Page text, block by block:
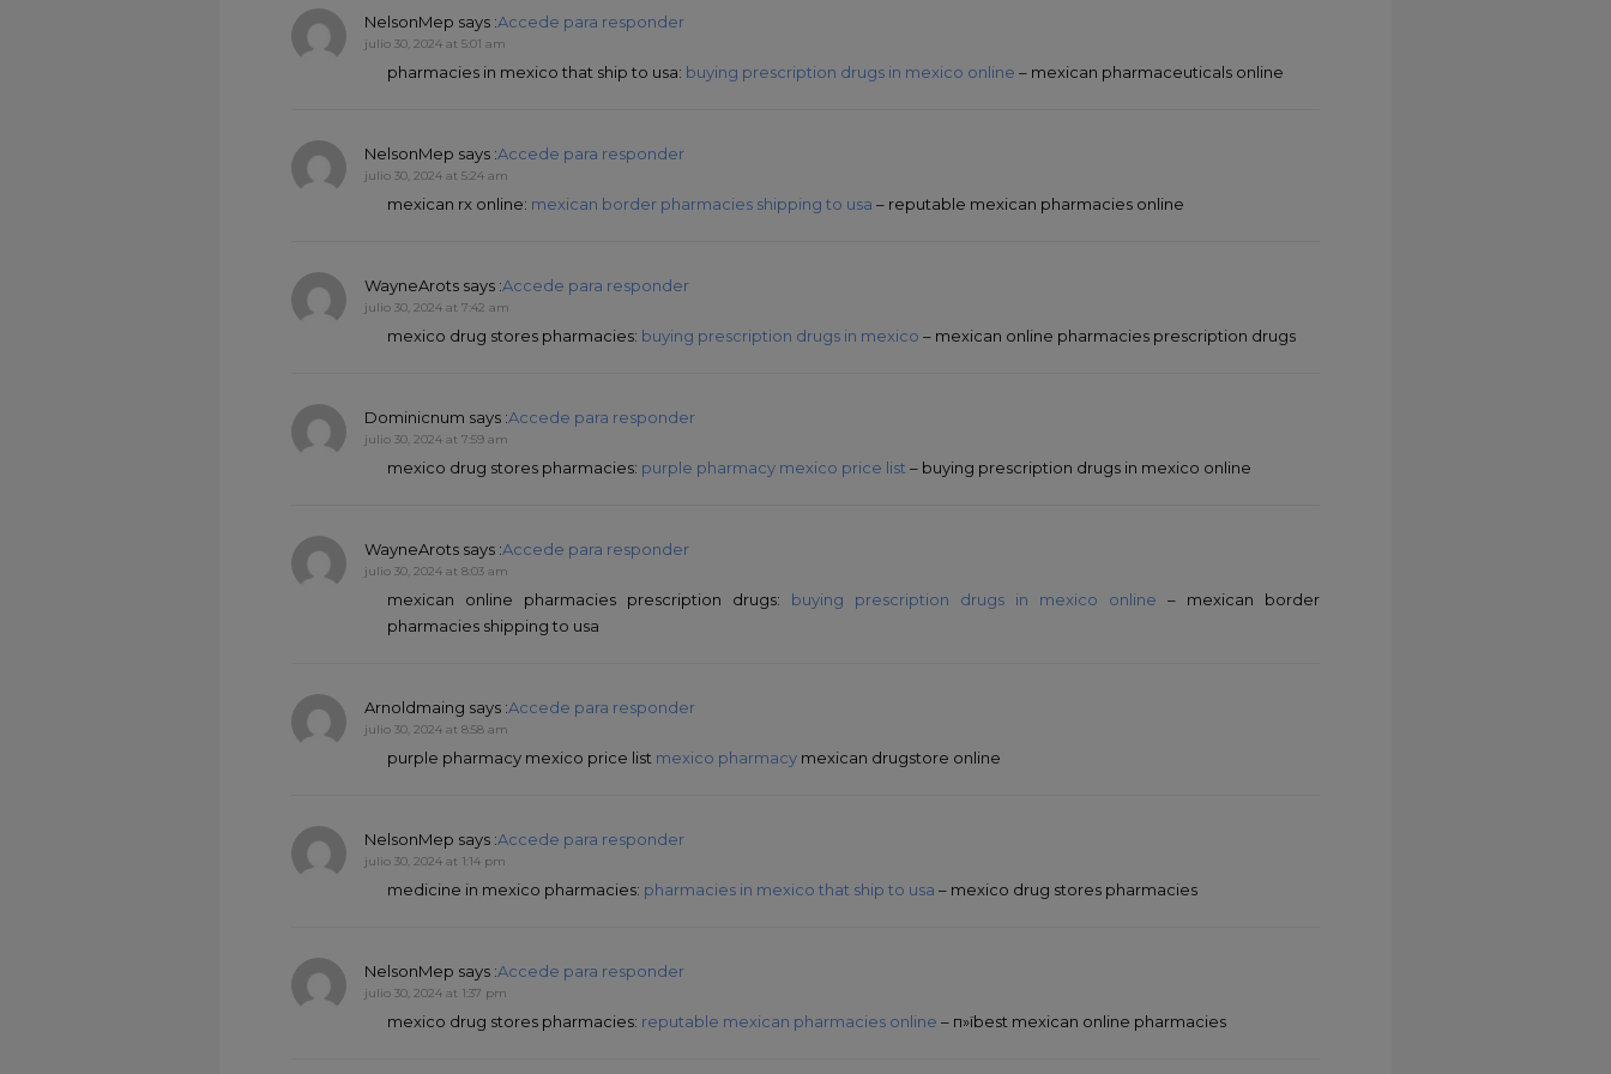
NelsonMep says :Accede para responder
julio 30, 2024 at 5:01 am
pharmacies in mexico that ship to usa: buying prescription drugs in mexico online – mexican pharmaceuticals online
NelsonMep says :Accede para responder
julio 30, 2024 at 5:24 am
mexican rx online: mexican border pharmacies shipping to usa – reputable mexican pharmacies online
WayneArots says :Accede para responder
julio 30, 2024 at 7:42 am
mexico drug stores pharmacies: buying prescription drugs in mexico – mexican online pharmacies prescription drugs
Dominicnum says :Accede para responder
julio 30, 2024 at 7:59 am
mexico drug stores pharmacies: purple pharmacy mexico price list – buying prescription drugs in mexico online
WayneArots says :Accede para responder
julio 30, 2024 at 8:03 am
mexican online pharmacies prescription drugs: buying prescription drugs in mexico online – mexican border
pharmacies shipping to usa
Arnoldmaing says :Accede para responder
julio 30, 2024 at 8:58 am
purple pharmacy mexico price list mexico pharmacy mexican drugstore online
NelsonMep says :Accede para responder
julio 30, 2024 at 1:14 pm
medicine in mexico pharmacies: pharmacies in mexico that ship to usa – mexico drug stores pharmacies
NelsonMep says :Accede para responder
julio 30, 2024 at 1:37 pm
mexico drug stores pharmacies: reputable mexican pharmacies online – п»їbest mexican online pharmacies